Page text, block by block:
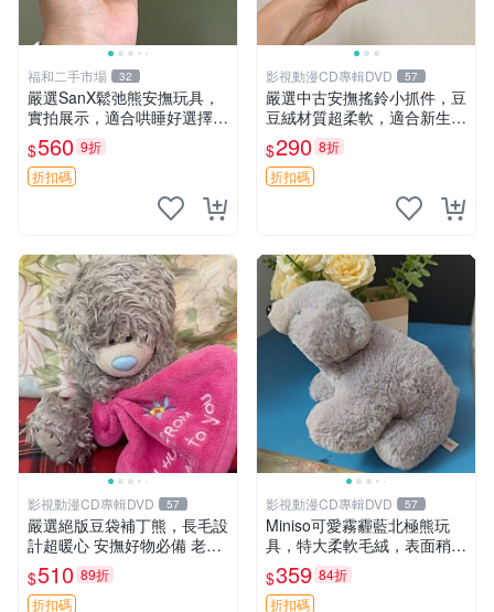
福和二手市場 32
嚴選SanX鬆弛熊安撫玩具，
實拍展示，適合哄睡好選擇
電腦玩具 安撫用品
$560 9折
折扣碼
影視動漫CD專輯DVD 57
嚴選中古安撫搖鈴小抓件，豆
豆絨材質超柔軟，適合新生寶
寶緩解焦慮 (安撫玩具 寶寶用
品 抱枕)
$290 8折
折扣碼
影視動漫CD專輯DVD 57
嚴選絕版豆袋補丁熊，長毛設
計超暖心 安撫好物必備 老料
長毛抱枕，仿古成色如實呈現
經典款推薦收藏 拍下即送長
毛抱枕，絕版補丁熊，安心之
$510 89折
折扣碼
影視動漫CD專輯DVD 57
Miniso可愛霧霾藍北極熊玩
具，特大柔軟毛絨，表面稍有
使用痕跡，適合居家擺放 23
CM 毛絨玩具 北極熊 魯班熊
$359 84折
折扣碼